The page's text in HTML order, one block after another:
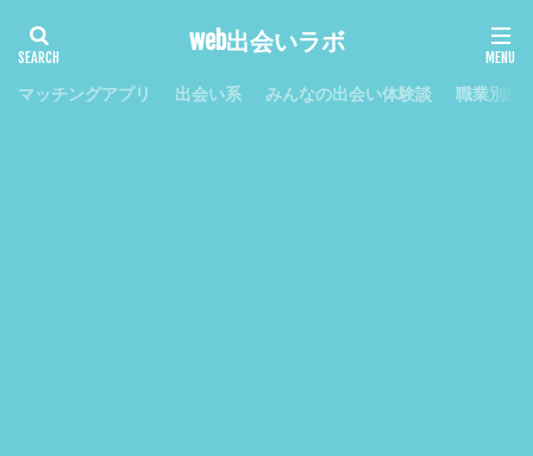
web出会いラボ
マッチングアプリ 出会い系 みんなの出会い体験談 職業別出